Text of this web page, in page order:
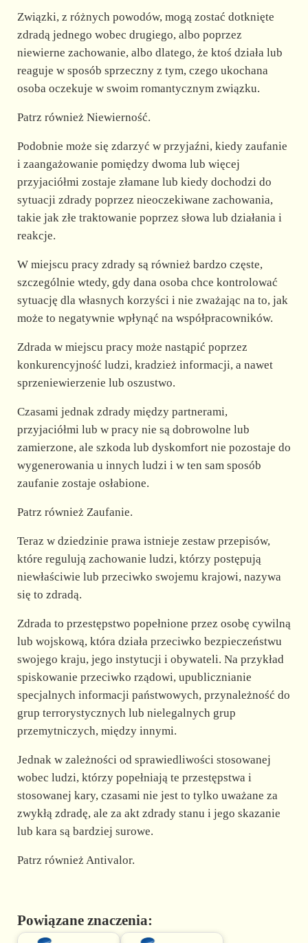
Związki, z różnych powodów, mogą zostać dotknięte
zdradą jednego wobec drugiego, albo poprzez
niewierne zachowanie, albo dlatego, że ktoś działa lub
reaguje w sposób sprzeczny z tym, czego ukochana
osoba oczekuje w swoim romantycznym związku.
Patrz również Niewierność.
Podobnie może się zdarzyć w przyjaźni, kiedy zaufanie
i zaangażowanie pomiędzy dwoma lub więcej
przyjaciółmi zostaje złamane lub kiedy dochodzi do
sytuacji zdrady poprzez nieoczekiwane zachowania,
takie jak złe traktowanie poprzez słowa lub działania i
reakcje.
W miejscu pracy zdrady są również bardzo częste,
szczególnie wtedy, gdy dana osoba chce kontrolować
sytuację dla własnych korzyści i nie zważając na to, jak
może to negatywnie wpłynąć na współpracowników.
Zdrada w miejscu pracy może nastąpić poprzez
konkurencyjność ludzi, kradzież informacji, a nawet
sprzeniewierzenie lub oszustwo.
Czasami jednak zdrady między partnerami,
przyjaciółmi lub w pracy nie są dobrowolne lub
zamierzone, ale szkoda lub dyskomfort nie pozostaje do
wygenerowania u innych ludzi i w ten sam sposób
zaufanie zostaje osłabione.
Patrz również Zaufanie.
Teraz w dziedzinie prawa istnieje zestaw przepisów,
które regulują zachowanie ludzi, którzy postępują
niewłaściwie lub przeciwko swojemu krajowi, nazywa
się to zdradą.
Zdrada to przestępstwo popełnione przez osobę cywilną
lub wojskową, która działa przeciwko bezpieczeństwu
swojego kraju, jego instytucji i obywateli. Na przykład
spiskowanie przeciwko rządowi, upublicznianie
specjalnych informacji państwowych, przynależność do
grup terrorystycznych lub nielegalnych grup
przemytniczych, między innymi.
Jednak w zależności od sprawiedliwości stosowanej
wobec ludzi, którzy popełniają te przestępstwa i
stosowanej kary, czasami nie jest to tylko uważane za
zwykłą zdradę, ale za akt zdrady stanu i jego skazanie
lub kara są bardziej surowe.
Patrz również Antivalor.
Powiązane znaczenia: